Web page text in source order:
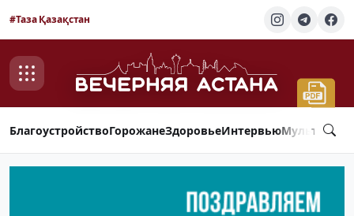
#Таза Қазақстан
БлагоустройствоГорожанеЗдоровьеИнтервью